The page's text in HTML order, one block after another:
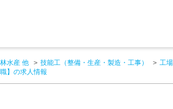
水産 他 技能工（整備・生産・製造・工事）
工
】の求人情報